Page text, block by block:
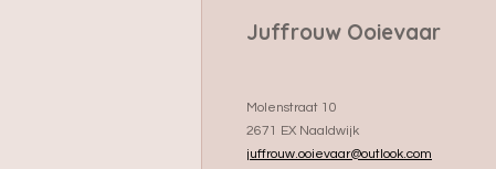
Juffrouw Ooievaar
Molenstraat 10
2671 EX Naaldwijk
juffrouw.ooievaar@outlook.com